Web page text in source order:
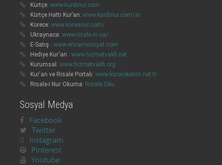
Kürtçe: www.kurdinur.com
Kürtçe Hattı Kur’an: www.kurdinur.com/ar
Korece: www.koreanur.com/
Ukraynaca: www.risale.in.ua/
E-Satış : www.envarnesriyat.com
Hediye Kur'an : www.hizmetvakfi.net
Kurumsal: www.hizmetvakfi.org
Kur'an ve Risale Portalı: www.kuranikerim.net.tr
Risale-i Nur Okuma: Risale Oku
Sosyal Medya
Facebook
Twitter
Instagram
Pinterest
Youtube